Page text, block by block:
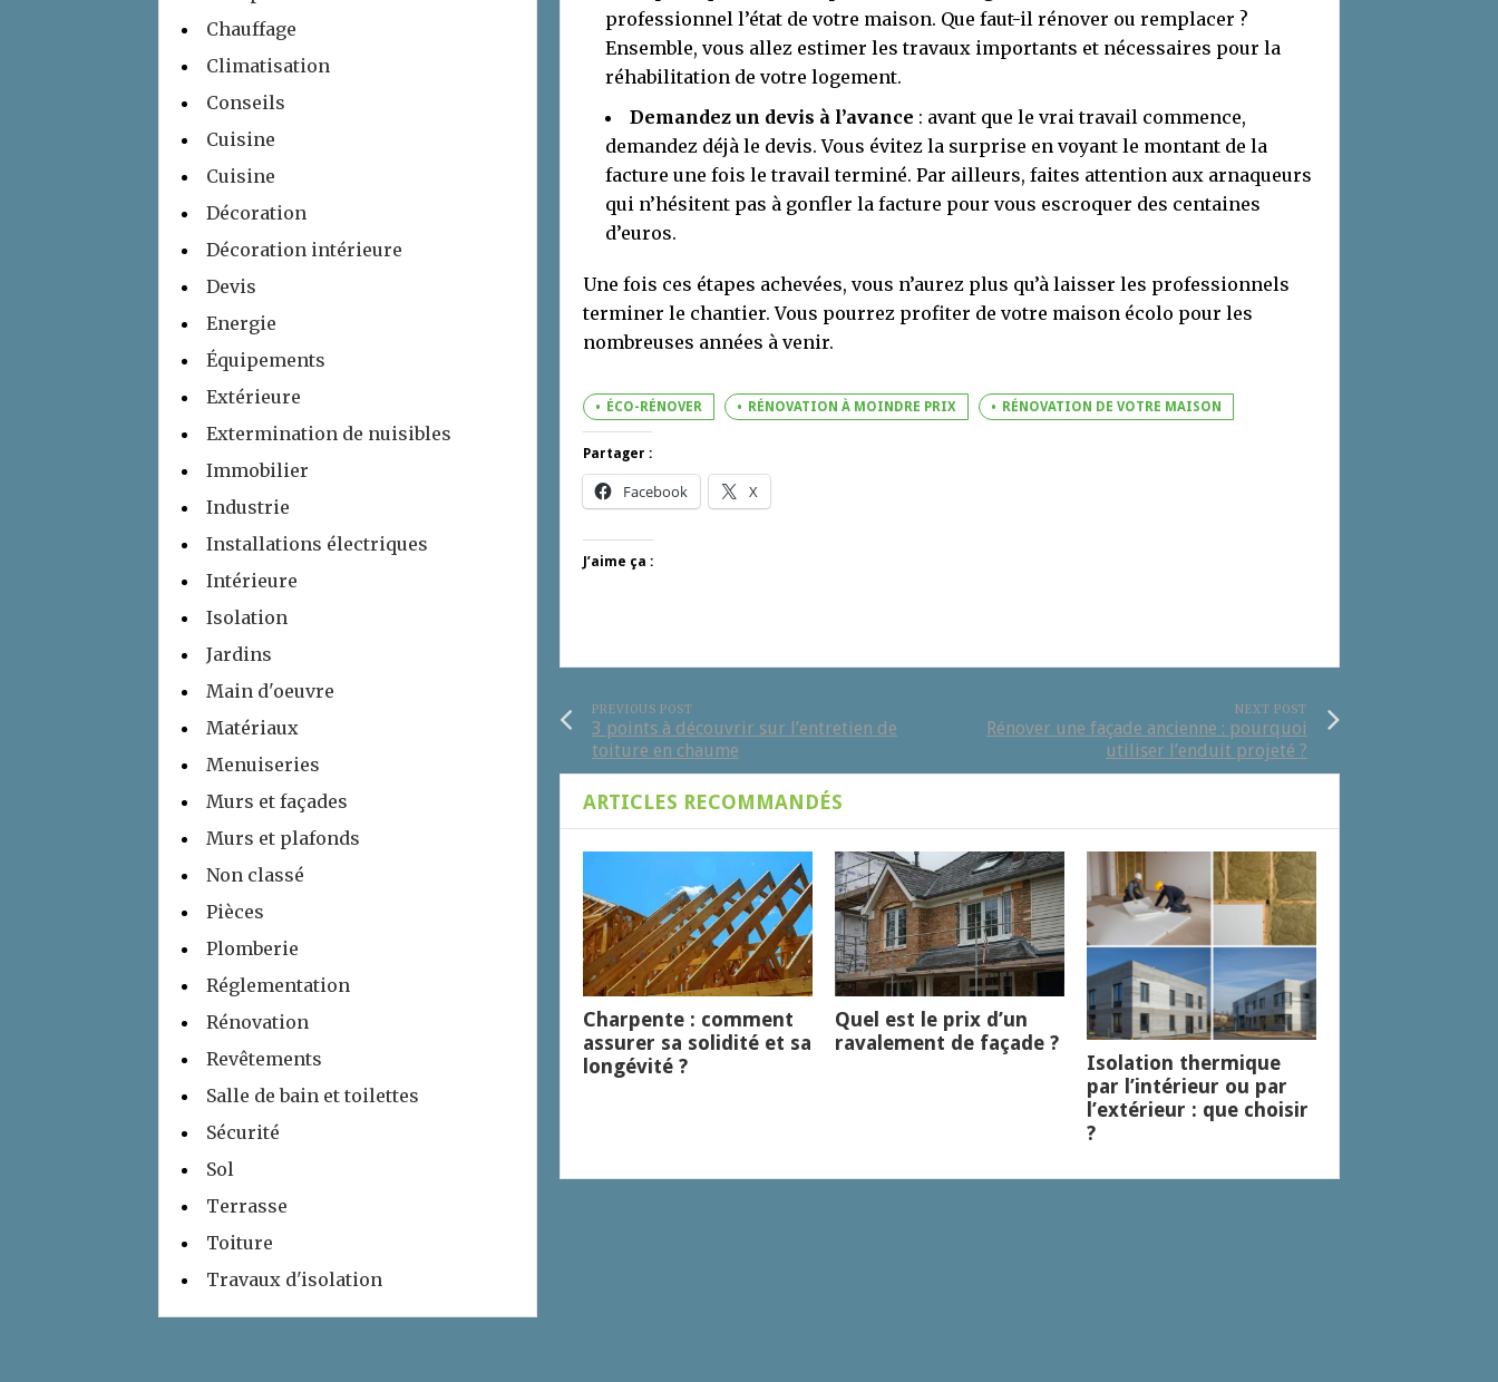
professionnel l’état de votre maison. Que faut-il rénover ou remplacer ?
Ensemble, vous allez estimer les travaux importants et nécessaires pour la
réhabilitation de votre logement.
Demandez un devis à l’avance : avant que le vrai travail commence,
demandez déjà le devis. Vous évitez la surprise en voyant le montant de la
facture une fois le travail terminé. Par ailleurs, faites attention aux arnaqueurs
qui n’hésitent pas à gonfler la facture pour vous escroquer des centaines
d’euros.
Une fois ces étapes achevées, vous n’aurez plus qu’à laisser les professionnels
terminer le chantier. Vous pourrez profiter de votre maison écolo pour les
nombreuses années à venir.
ÉCO-RÉNOVER RÉNOVATION À MOINDRE PRIX RÉNOVATION DE VOTRE MAISON
Partager :
Facebook X
J’aime ça :
PREVIOUS POST
3 points à découvrir sur l’entretien de
toiture en chaume
NEXT POST
Rénover une façade ancienne : pourquoi
utiliser l’enduit projeté ?
ARTICLES RECOMMANDÉS
Charpente : comment
assurer sa solidité et sa
longévité ?
Quel est le prix d’un
ravalement de façade ?
Isolation thermique
par l’intérieur ou par
l’extérieur : que choisir
?
Chauffage
Climatisation
Conseils
Cuisine
Cuisine
Décoration
Décoration intérieure
Devis
Energie
Équipements
Extérieure
Extermination de nuisibles
Immobilier
Industrie
Installations électriques
Intérieure
Isolation
Jardins
Main d'oeuvre
Matériaux
Menuiseries
Murs et façades
Murs et plafonds
Non classé
Pièces
Plomberie
Réglementation
Rénovation
Revêtements
Salle de bain et toilettes
Sécurité
Sol
Terrasse
Toiture
Travaux d'isolation